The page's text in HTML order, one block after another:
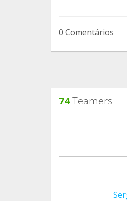
0 Comentários
74Teamers